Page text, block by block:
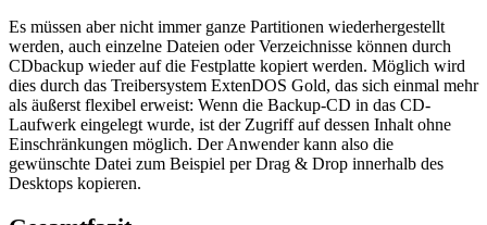
Es müssen aber nicht immer ganze Partitionen wiederhergestellt
werden, auch einzelne Dateien oder Verzeichnisse können durch
CDbackup wieder auf die Festplatte kopiert werden. Möglich wird
dies durch das Treibersystem ExtenDOS Gold, das sich einmal mehr
als äußerst flexibel erweist: Wenn die Backup-CD in das CD-
Laufwerk eingelegt wurde, ist der Zugriff auf dessen Inhalt ohne
Einschränkungen möglich. Der Anwender kann also die
gewünschte Datei zum Beispiel per Drag & Drop innerhalb des
Desktops kopieren.